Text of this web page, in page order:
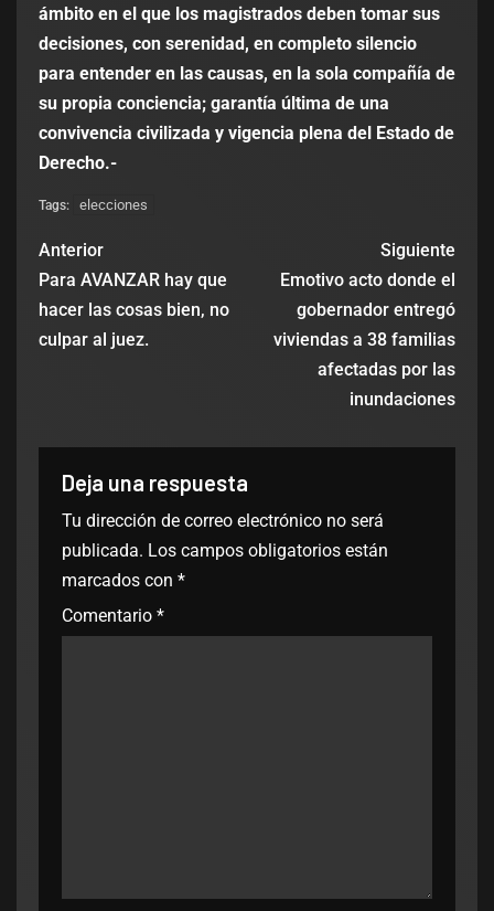
ámbito en el que los magistrados deben tomar sus
decisiones, con serenidad, en completo silencio
para entender en las causas, en la sola compañía de
su propia conciencia; garantía última de una
convivencia civilizada y vigencia plena del Estado de
Derecho.-
Tags: elecciones
Anterior
Para AVANZAR hay que
hacer las cosas bien, no
culpar al juez.
Siguiente
Emotivo acto donde el
gobernador entregó
viviendas a 38 familias
afectadas por las
inundaciones
Deja una respuesta
Tu dirección de correo electrónico no será
publicada. Los campos obligatorios están
marcados con *
Comentario *